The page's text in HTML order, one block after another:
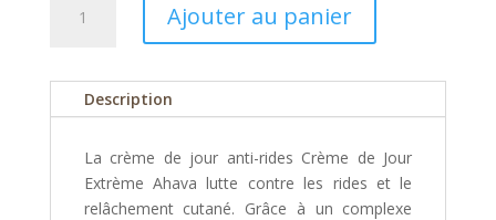
Ajouter au panier
Description
La crème de jour anti-rides Crème de Jour
Extrème Ahava lutte contre les rides et le
relâchement cutané. Grâce à un complexe